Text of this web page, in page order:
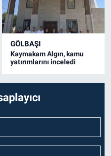
GÖLBAŞI
Kaymakam Algın, kamu
yatırımlarını inceledi